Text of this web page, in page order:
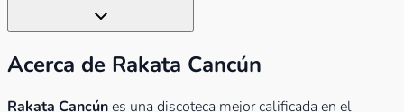
Acerca de Rakata Cancún
Rakata Cancúnes una discoteca mejor calificada en el